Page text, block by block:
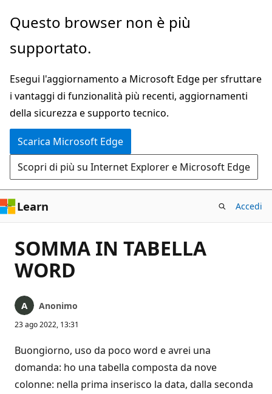
Ignora
passa
contenuto
principale
Questo browser non è più
supportato.
Esegui l'aggiornamento a Microsoft Edge per sfruttare
i vantaggi di funzionalità più recenti, aggiornamenti
della sicurezza e supporto tecnico.
Scarica Microsoft Edge
Scopri di più su Internet Explorer e Microsoft Edge
Learn Accedi
SOMMA IN TABELLA
WORD
Anonimo
23 ago 2022, 13:31
Buongiorno, uso da poco word e avrei una
domanda: ho una tabella composta da nove
colonne: nella prima inserisco la data, dalla seconda